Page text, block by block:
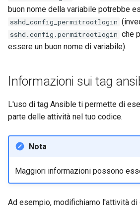
buon nome della variabile potrebbe
sshd_config_permitrootlogin
sshd.config.permitrootlogin che
essere un buon nome di variabile).
Informazioni sui tag
L'uso di tag Ansible ti permette di
parte delle attività nel tuo codice.
Nota
Maggiori informazioni possono
Ad esempio, modifichiamo l'attività